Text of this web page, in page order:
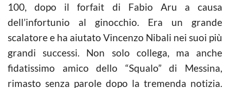
100, dopo il forfait di Fabio Aru a causa
dell’infortunio al ginocchio. Era un grande
scalatore e ha aiutato Vincenzo Nibali nei suoi più
grandi successi. Non solo collega, ma anche
fidatissimo amico dello “Squalo” di Messina,
rimasto senza parole dopo la tremenda notizia.